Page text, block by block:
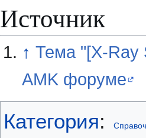
Источник
↑ Тема "[X-Ray
AMK форуме
Категория: